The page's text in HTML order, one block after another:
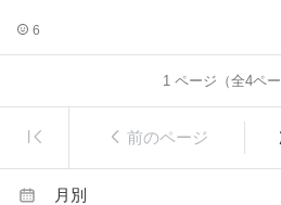
6
1 ページ（全4ペー
前のページ
月別